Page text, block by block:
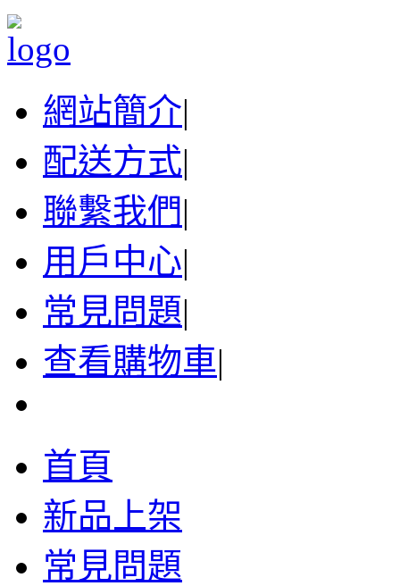
網站簡介|
配送方式|
聯繫我們|
用戶中心|
常見問題|
查看購物車|
首頁
新品上架
常見問題